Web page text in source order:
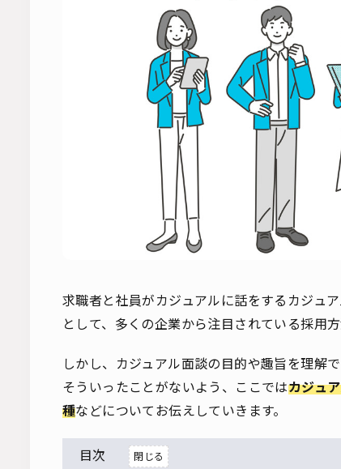
求職者と社員がカジュアルに話をするカジュ
として、多くの企業から注目されている採用方
しかし、カジュアル面談の目的や趣旨を理解
そういったことがないよう、ここではカジュ
種などについてお伝えしていきます。
目次